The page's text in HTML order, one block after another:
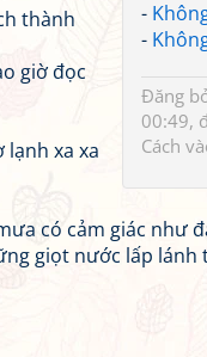
-
-
Đăng
00:49,
Cách
thành
giờ đọc
xa xa
có cảm giác như
giọt nước lấp